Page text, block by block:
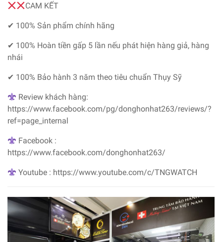
CAM KẾT
✔ 100% Sản phẩm chính hãng
✔ 100% Hoàn tiền gấp 5 lần nếu phát hiện hàng giả, hàng
nhái
✔ 100% Bảo hành 3 năm theo tiêu chuẩn Thụy Sỹ
Review khách hàng:
https://www.facebook.com/pg/donghonhat263/reviews/?
ref=page_internal
Facebook :
https://www.facebook.com/donghonhat263/
Youtube : https://www.youtube.com/c/TNGWATCH